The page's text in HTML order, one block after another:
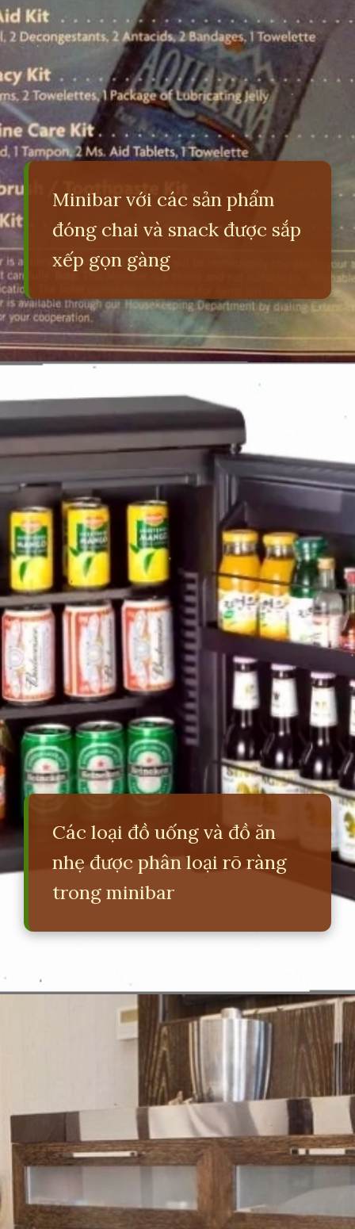
Minibar với các sản phẩm
đóng chai và snack được sắp
xếp gọn gàng
Các loại đồ uống và đồ ăn
nhẹ được phân loại rõ ràng
trong minibar
https://erci.edu.vn/minibar-la-gi